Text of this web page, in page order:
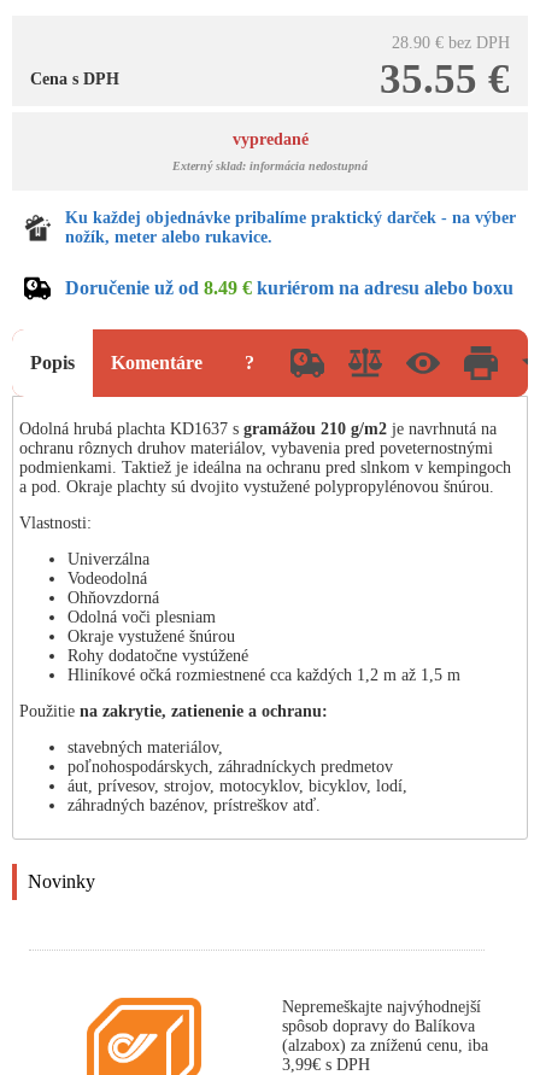
28.90 € bez DPH
35.55 €
Cena s DPH
vypredané
Externý sklad: informácia nedostupná
Ku každej objednávke pribalíme praktický darček - na výber
nožík, meter alebo rukavice.
Doručenie už od 8.49 € kuriérom na adresu alebo boxu
Popis Komentáre ?
Odolná hrubá plachta KD1637 s gramážou 210 g/m2 je navrhnutá na
ochranu rôznych druhov materiálov, vybavenia pred poveternostnými
podmienkami. Taktiež je ideálna na ochranu pred slnkom v kempingoch
a pod. Okraje plachty sú dvojito vystužené polypropylénovou šnúrou.
Vlastnosti:
Univerzálna
Vodeodolná
Ohňovzdorná
Odolná voči plesniam
Okraje vystužené šnúrou
Rohy dodatočne vystúžené
Hliníkové očká rozmiestnené cca každých 1,2 m až 1,5 m
Použitie na zakrytie, zatienenie a ochranu:
stavebných materiálov,
poľnohospodárskych, záhradníckych predmetov
áut, prívesov, strojov, motocyklov, bicyklov, lodí,
záhradných bazénov, prístreškov atď.
Novinky
Nepremeškajte najvýhodnejší
spôsob dopravy do Balíkova
(alzabox) za zníženú cenu, iba
3,99€ s DPH